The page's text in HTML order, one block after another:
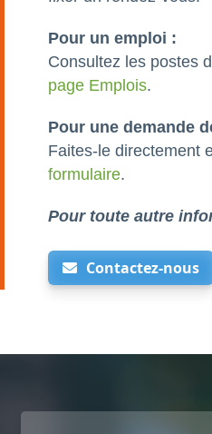
Pour un emploi :
Consultez les postes
page Emplois.
Pour une demande
Faites-le directement
formulaire.
Pour toute autre
Contactez-nous